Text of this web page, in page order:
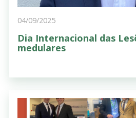
04/09/2025
Dia Internacional das
medulares